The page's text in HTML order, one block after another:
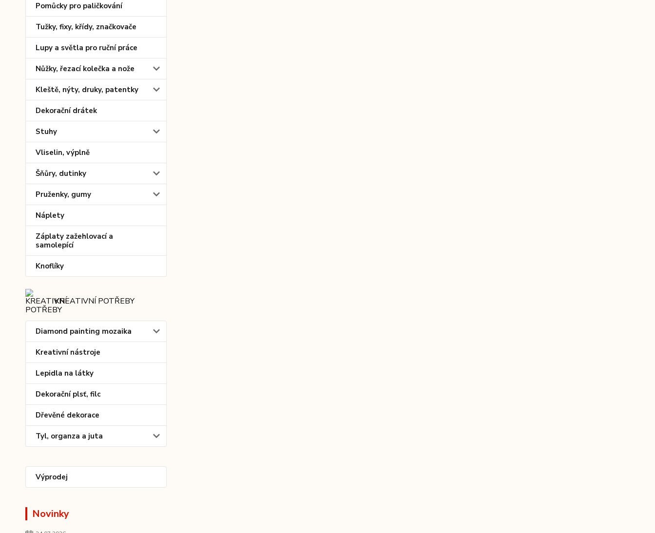
Pomůcky pro paličkování
Tužky, fixy, křídy, značkovače
Lupy a světla pro ruční práce
Nůžky, řezací kolečka a nože
Kleště, nýty, druky, patentky
Dekorační drátek
Stuhy
Vliselin, výplně
Šňůry, dutinky
Pruženky, gumy
Náplety
Záplaty zažehlovací a
samolepící
Knoflíky
KREATIVNÍ POTŘEBY
Diamond painting mozaika
Kreativní nástroje
Lepidla na látky
Dekorační plsť, filc
Dřevěné dekorace
Tyl, organza a juta
Výprodej
Novinky